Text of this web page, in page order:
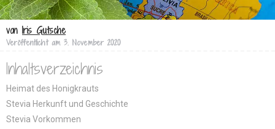
von Iris Gutsche
Veröffentlicht am 3. November 2020
Inhaltsverzeichnis
Heimat des Honigkrauts
Stevia Herkunft und Geschichte
Stevia Vorkommen